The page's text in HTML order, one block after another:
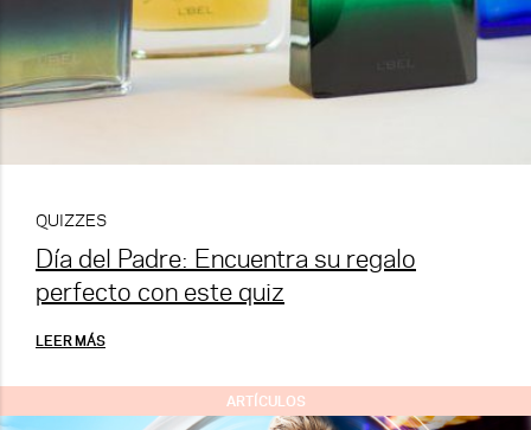
QUIZZES
Día del Padre: Encuentra su regalo
perfecto con este quiz
LEER MÁS
ARTÍCULOS